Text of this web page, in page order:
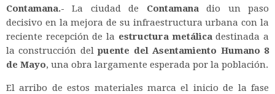
Contamana.- La ciudad de Contamanadio un paso
decisivo en la mejora de su infraestructura urbana con la
reciente recepción de la estructura metálicadestinada a
la construcción delpuente del Asentamiento Humano 8
de Mayo, una obra largamente esperada por la población.
El arribo de estos materiales marca el inicio de la fase